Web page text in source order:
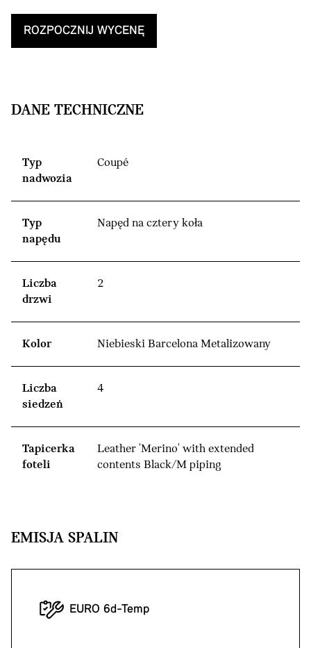
ROZPOCZNIJ WYCENĘ
DANE TECHNICZNE
Typ
nadwozia
Coupé
Typ
napędu
Napęd na cztery koła
Liczba
drzwi
2
Kolor Niebieski Barcelona Metalizowany
Liczba
siedzeń
4
Tapicerka
foteli
Leather 'Merino' with extended
contents Black/M piping
EMISJA SPALIN
EURO 6d-Temp